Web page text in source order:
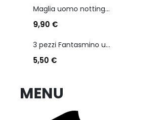
Maglia uomo nottingham in caldo cotone scollo a v manica lunga
9,90 €
3 pezzi Fantasmino unisex diadora in cotone mercerizzato tg dalla 35 alla 46
5,50 €
MENU